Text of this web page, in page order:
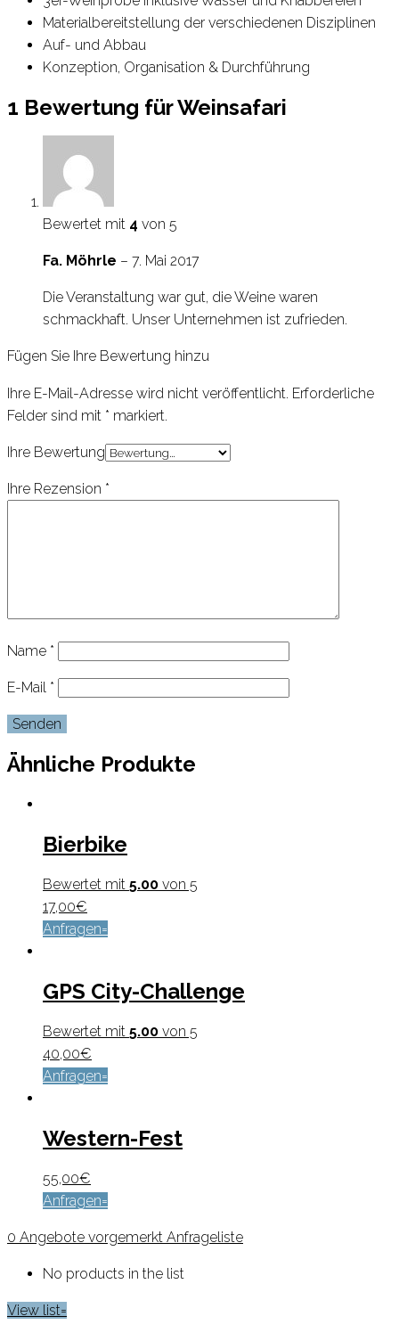
Materialbereitstellung der verschiedenen Disziplinen
Auf- und Abbau
Konzeption, Organisation & Durchführung
1 Bewertung fürWeinsafari
Bewertet mit 4 von 5
Fa. Möhrle – 7. Mai 2017
Die Veranstaltung war gut, die Weine waren
schmackhaft. Unser Unternehmen ist zufrieden.
Fügen Sie Ihre Bewertung hinzu
Ihre E-Mail-Adresse wird nicht veröffentlicht. Erforderliche
Felder sind mit * markiert.
Ihre Bewertung
Ihre Rezension *
Name *
E-Mail *
Ähnliche Produkte
Bierbike
Bewertet mit 5.00 von 5
17,00€
Anfragen
GPS City-Challenge
Bewertet mit 5.00 von 5
40,00€
Anfragen
Western-Fest
55,00€
Anfragen
0 Angebote vorgemerkt Anfrageliste
No products in the list
View list